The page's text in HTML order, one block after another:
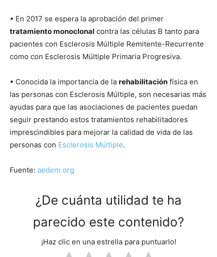
• En 2017 se espera la aprobación del primer
tratamiento monoclonal contra las células B tanto para
pacientes con Esclerosis Múltiple Remitente-Recurrente
como con Esclerosis Múltiple Primaria Progresiva.
• Conocida la importancia de la rehabilitación física en
las personas con Esclerosis Múltiple, son necesarias más
ayudas para que las asociaciones de pacientes puedan
seguir prestando estos tratamientos rehabilitadores
imprescindibles para mejorar la calidad de vida de las
personas con Esclerosis Múltiple.
Fuente: aedem.org
¿De cuánta utilidad te ha
parecido este contenido?
¡Haz clic en una estrella para puntuarlo!